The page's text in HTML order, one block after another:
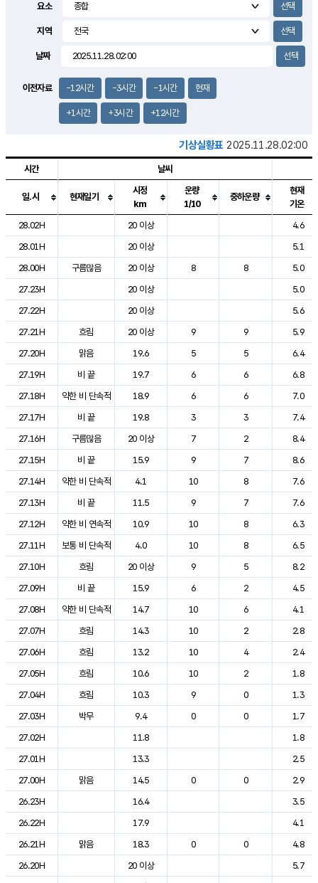
3.8m/s
요소
지역
날짜
이전자료 -12시간 -3시간 -1시간 현재
+1시간 +3시간 +12시간
기상실황표 2025.11.28.02:00
도시별 기상실황표로 지점, 날씨, 기온, 강수, 바람, 기압등을 안내한 표입
시간 날씨
일.시 현재일기
시정
km
운량
1/10
중하운량
현재
기온
28.02H
20 이상
4.6
28.01H
20 이상
5.1
28.00H
구름많음 20 이상 8 8
5.0
27.23H
20 이상
5.0
27.22H
20 이상
5.6
27.21H
흐림 20 이상 9 9
5.9
27.20H
맑음 19.6 5 5
6.4
27.19H
비 끝 19.7 6 6
6.8
27.18H
약한 비 단속적 18.9 6 6
7.0
27.17H
비 끝 19.8 3 3
7.4
27.16H
구름많음 20 이상 7 2
8.4
27.15H
비 끝 15.9 9 7
8.6
27.14H
약한 비 단속적 4.1 10 8
7.6
27.13H
비 끝 11.5 9 7
7.6
27.12H
약한 비 연속적 10.9 10 8
6.3
27.11H
보통 비 단속적 4.0 10 8
6.5
27.10H
흐림 20 이상 9 5
8.2
27.09H
비 끝 15.9 6 2
4.5
27.08H
약한 비 단속적 14.7 10 6
4.1
27.07H
흐림 14.3 10 2
2.8
27.06H
흐림 13.2 10 4
2.4
27.05H
흐림 10.6 10 2
1.8
27.04H
흐림 10.3 9 0
1.3
27.03H
박무 9.4 0 0
1.7
27.02H
11.8
1.8
27.01H
13.3
2.5
27.00H
맑음 14.5 0 0
2.9
26.23H
16.4
3.5
26.22H
17.9
4.1
26.21H
맑음 18.3 0 0
4.8
26.20H
20 이상
5.7